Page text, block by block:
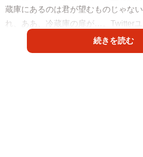
蔵庫にあるのは君が望むものじゃな
れ、ああ、冷蔵庫の扉が…。Twitter
水戸（@mitoconcon）さん夫妻の間
まりません。
続きを読む